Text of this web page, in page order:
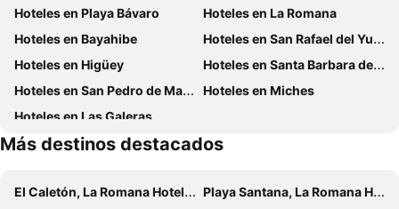
2 Bavaro
Hotel Punto4
Bavaro Punta Cana Flamboyan
Royal Level at Occidental Punta Cana
Hoteles en Playa Bávaro
Hoteles en La Romana
Hoteles en Bayahibe
Hoteles en San Rafael del Yuma
Hoteles en Higüey
Hoteles en Santa Barbara de Samana
Hoteles en San Pedro de Macoris
Hoteles en Miches
Hoteles en Las Galeras
Más destinos destacados
El Caletón, La Romana Hoteles
Playa Santana, La Romana Hoteles